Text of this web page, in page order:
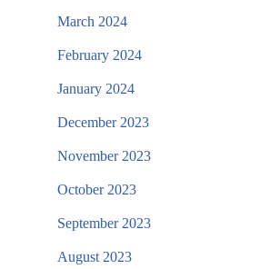
March 2024
February 2024
January 2024
December 2023
November 2023
October 2023
September 2023
August 2023